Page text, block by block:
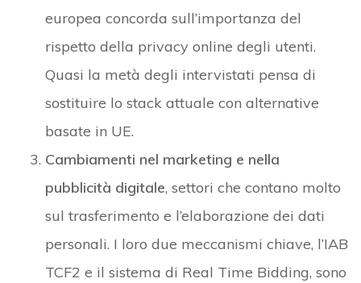
europea concorda sull’importanza del
rispetto della privacy online degli utenti.
Quasi la metà degli intervistati pensa di
sostituire lo stack attuale con alternative
basate in UE.
Cambiamenti nel marketing e nella
pubblicità digitale, settori che contano molto
sul trasferimento e l’elaborazione dei dati
personali. I loro due meccanismi chiave, l’IAB
TCF2 e il sistema di Real Time Bidding, sono